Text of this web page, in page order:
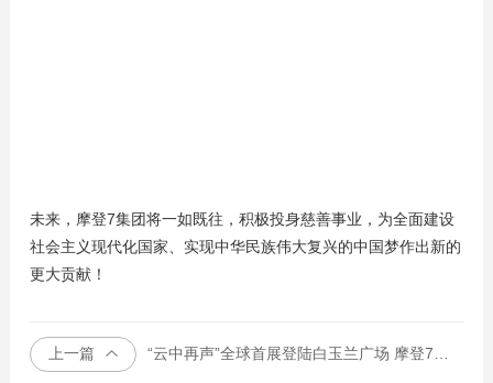
未来，摩登7集团将一如既往，积极投身慈善事业，为全面建设
社会主义现代化国家、实现中华民族伟大复兴的中国梦作出新的
更大贡献！
上一篇 “云中再声”全球首展登陆白玉兰广场 摩登7（中国）用“纸”讲述绿色初心